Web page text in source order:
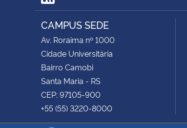
RSS
CAMPUS SEDE
Av. Roraima nº 1000
Cidade Universitária
Bairro Camobi
Santa Maria - RS
CEP: 97105-900
+55 (55) 3220-8000